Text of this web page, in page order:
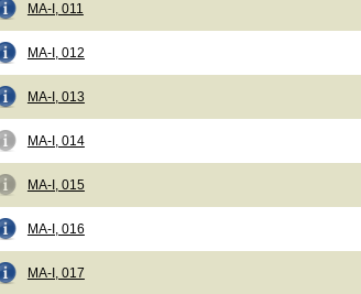
MA-I, 011
MA-I, 012
MA-I, 013
MA-I, 014
MA-I, 015
MA-I, 016
MA-I, 017